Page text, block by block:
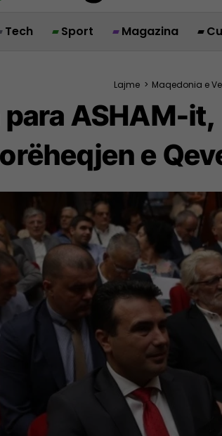
Tech Sport Magazina
Lajme > Maqedonia e
ASHAM-
e